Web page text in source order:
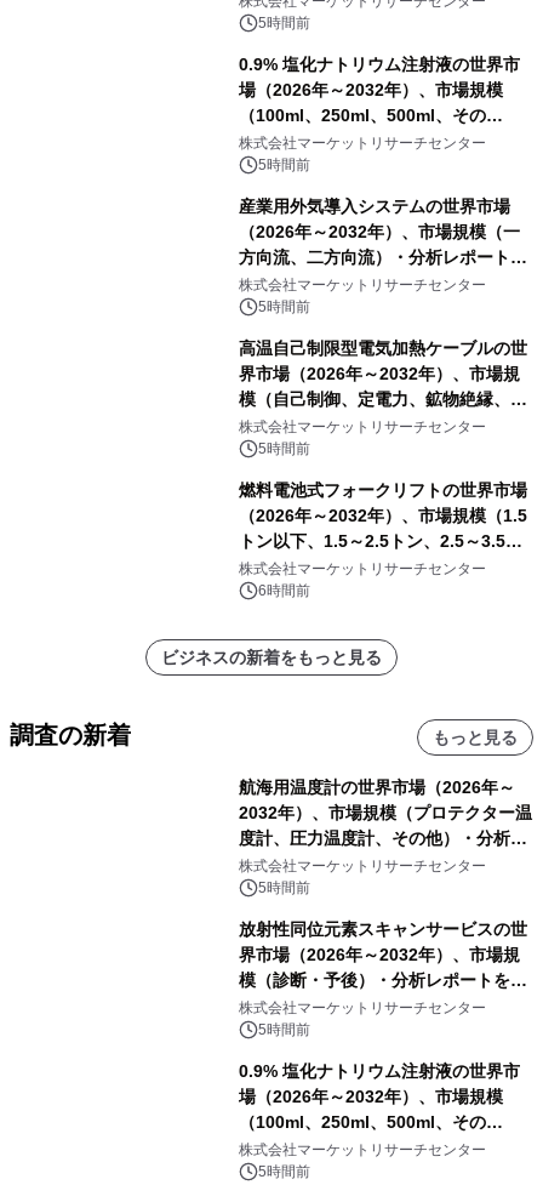
5時間前
0.9% 塩化ナトリウム注射液の世界市
場（2026年～2032年）、市場規模
（100ml、250ml、500ml、その
他）・分析レポートを発表
株式会社マーケットリサーチセンター
5時間前
産業用外気導入システムの世界市場
（2026年～2032年）、市場規模（一
方向流、二方向流）・分析レポートを
発表
株式会社マーケットリサーチセンター
5時間前
高温自己制限型電気加熱ケーブルの世
界市場（2026年～2032年）、市場規
模（自己制御、定電力、鉱物絶縁、表
皮効果）・分析レポートを発表
株式会社マーケットリサーチセンター
5時間前
燃料電池式フォークリフトの世界市場
（2026年～2032年）、市場規模（1.5
トン以下、1.5～2.5トン、2.5～3.5ト
ン、3.5～5.0トン、その他）・分析レ
ポートを発表
株式会社マーケットリサーチセンター
6時間前
ビジネスの新着をもっと見る
調査の新着 もっと見る
航海用温度計の世界市場（2026年～
2032年）、市場規模（プロテクター温
度計、圧力温度計、その他）・分析レ
ポートを発表
株式会社マーケットリサーチセンター
5時間前
放射性同位元素スキャンサービスの世
界市場（2026年～2032年）、市場規
模（診断・予後）・分析レポートを発
表
株式会社マーケットリサーチセンター
5時間前
0.9% 塩化ナトリウム注射液の世界市
場（2026年～2032年）、市場規模
（100ml、250ml、500ml、その
他）・分析レポートを発表
株式会社マーケットリサーチセンター
5時間前